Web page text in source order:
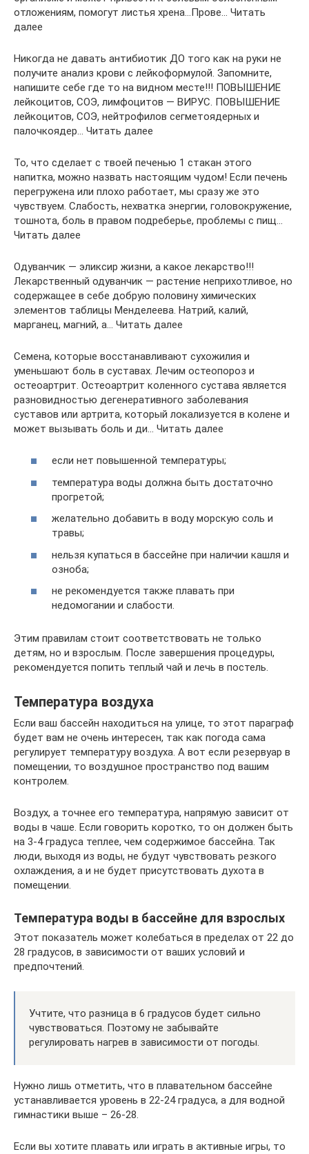
отложениям, помогут листья хрена…Прове… Читать
далее
Никогда не давать антибиотик ДО того как на руки не
получите анализ крови с лейкоформулой. Запомните,
напишите себе где то на видном месте!!! ПОВЫШЕНИЕ
лейкоцитов, СОЭ, лимфоцитов — ВИРУС. ПОВЫШЕНИЕ
лейкоцитов, СОЭ, нейтрофилов сегметоядерных и
палочкоядер… Читать далее
То, что сделает с твоей печенью 1 стакан этого
напитка, можно назвать настоящим чудом! Если печень
перегружена или плохо работает, мы сразу же это
чувствуем. Слабость, нехватка энергии, головокружение,
тошнота, боль в правом подреберье, проблемы с пищ…
Читать далее
Одуванчик — эликсир жизни, а какое лекарство!!!
Лекарственный одуванчик — растение неприхотливое, но
содержащее в себе добрую половину химических
элементов таблицы Менделеева. Натрий, калий,
марганец, магний, а… Читать далее
Семена, которые восстанавливают сухожилия и
уменьшают боль в суставах. Лечим остеопороз и
остеоартрит. Остеоартрит коленного сустава является
разновидностью дегенеративного заболевания
суставов или артрита, который локализуется в колене и
может вызывать боль и ди… Читать далее
если нет повышенной температуры;
температура воды должна быть достаточно
прогретой;
желательно добавить в воду морскую соль и
травы;
нельзя купаться в бассейне при наличии кашля и
озноба;
не рекомендуется также плавать при
недомогании и слабости.
Этим правилам стоит соответствовать не только
детям, но и взрослым. После завершения процедуры,
рекомендуется попить теплый чай и лечь в постель.
Температура воздуха
Если ваш бассейн находиться на улице, то этот параграф
будет вам не очень интересен, так как погода сама
регулирует температуру воздуха. А вот если резервуар в
помещении, то воздушное пространство под вашим
контролем.
Воздух, а точнее его температура, напрямую зависит от
воды в чаше. Если говорить коротко, то он должен быть
на 3-4 градуса теплее, чем содержимое бассейна. Так
люди, выходя из воды, не будут чувствовать резкого
охлаждения, а и не будет присутствовать духота в
помещении.
Температура воды в бассейне для взрослых
Этот показатель может колебаться в пределах от 22 до
28 градусов, в зависимости от ваших условий и
предпочтений.
Учтите, что разница в 6 градусов будет сильно
чувствоваться. Поэтому не забывайте
регулировать нагрев в зависимости от погоды.
Нужно лишь отметить, что в плавательном бассейне
устанавливается уровень в 22-24 градуса, а для водной
гимнастики выше – 26-28.
Если вы хотите плавать или играть в активные игры, то